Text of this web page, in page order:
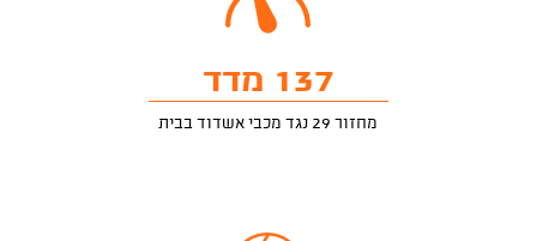
137 מדד
מחזור 29 נגד מכבי אשדוד בבית